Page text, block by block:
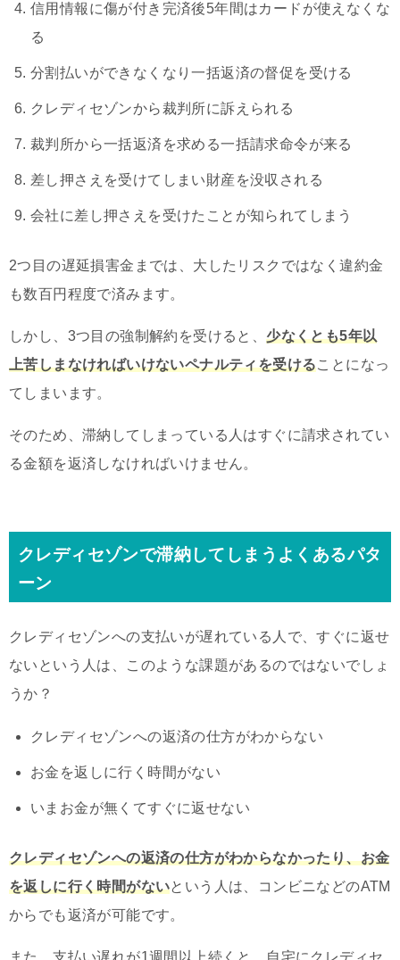
信用情報に傷が付き完済後5年間はカードが使えなくな
る
分割払いができなくなり一括返済の督促を受ける
クレディセゾンから裁判所に訴えられる
裁判所から一括返済を求める一括請求命令が来る
差し押さえを受けてしまい財産を没収される
会社に差し押さえを受けたことが知られてしまう
2つ目の遅延損害金までは、大したリスクではなく違約金
も数百円程度で済みます。
しかし、3つ目の強制解約を受けると、少なくとも5年以
上苦しまなければいけないペナルティを受けることになっ
てしまいます。
そのため、滞納してしまっている人はすぐに請求されてい
る金額を返済しなければいけません。
クレディセゾンで滞納してしまうよくあるパタ
ーン
クレディセゾンへの支払いが遅れている人で、すぐに返せ
ないという人は、このような課題があるのではないでしょ
うか？
クレディセゾンへの返済の仕方がわからない
お金を返しに行く時間がない
いまお金が無くてすぐに返せない
クレディセゾンへの返済の仕方がわからなかったり、お金
を返しに行く時間がないという人は、コンビニなどのATM
からでも返済が可能です。
また、支払い遅れが1週間以上続くと、自宅にクレディセ